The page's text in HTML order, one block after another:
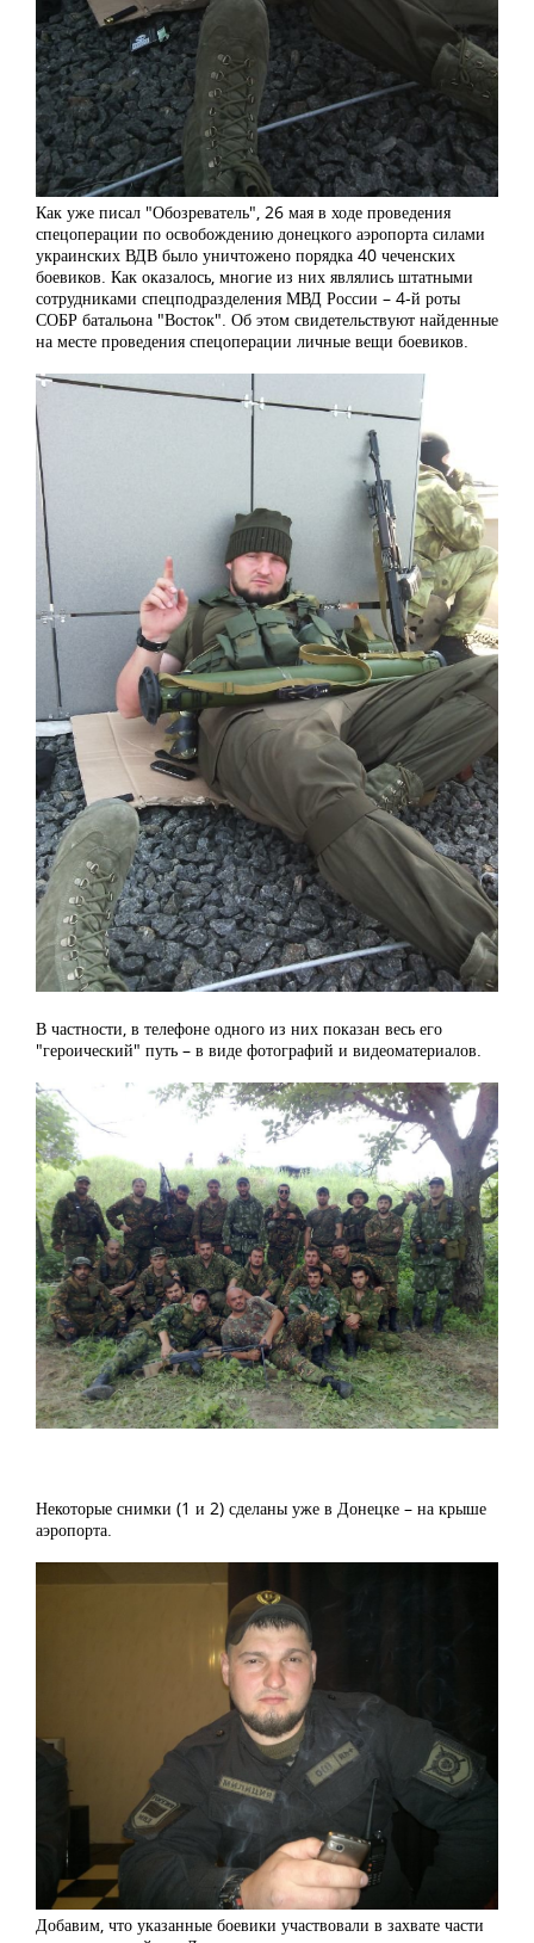
Как уже писал "Обозреватель", 26 мая в ходе проведения
спецоперации по освобождению донецкого аэропорта силами
украинских ВДВ было уничтожено порядка 40 чеченских
боевиков. Как оказалось, многие из них являлись штатными
сотрудниками спецподразделения МВД России – 4-й роты
СОБР батальона "Восток". Об этом свидетельствуют найденные
на месте проведения спецоперации личные вещи боевиков.
В частности, в телефоне одного из них показан весь его
"героический" путь – в виде фотографий и видеоматериалов.
Некоторые снимки (1 и 2) сделаны уже в Донецке – на крыше
аэропорта.
Добавим, что указанные боевики участвовали в захвате части